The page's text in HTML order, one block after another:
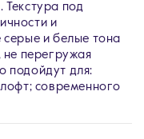
под
и
серые и белые тона
не перегружая
подойдут для:
современного